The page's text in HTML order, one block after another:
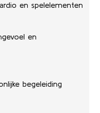
en spelelementen
en
begeleiding